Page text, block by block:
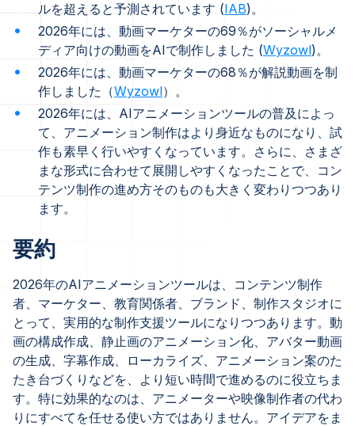
ルを超えると予測されています (IAB)。
2026年には、動画マーケターの69％がソーシャルメ
ディア向けの動画をAIで制作しました (Wyzowl)。
2026年には、動画マーケターの68％が解説動画を制
作しました（Wyzowl）。
2026年には、AIアニメーションツールの普及によっ
て、アニメーション制作はより身近なものになり、試
作も素早く行いやすくなっています。さらに、さまざ
まな形式に合わせて展開しやすくなったことで、コン
テンツ制作の進め方そのものも大きく変わりつつあり
ます。
要約
2026年のAIアニメーションツールは、コンテンツ制作
者、マーケター、教育関係者、ブランド、制作スタジオに
とって、実用的な制作支援ツールになりつつあります。動
画の構成作成、静止画のアニメーション化、アバター動画
の生成、字幕作成、ローカライズ、アニメーション案のた
たき台づくりなどを、より短い時間で進めるのに役立ちま
す。特に効果的なのは、アニメーターや映像制作者の代わ
りにすべてを任せる使い方ではありません。アイデアをま